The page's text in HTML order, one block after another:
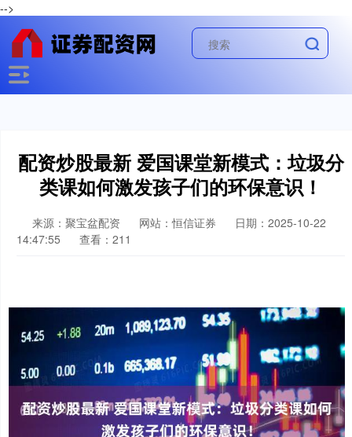
-->
配资炒股最新 爱国课堂新模式：垃圾分
类课如何激发孩子们的环保意识！
来源：聚宝盆配资 网站：恒信证券
日期：2025-10-22
14:47:55
查看：211